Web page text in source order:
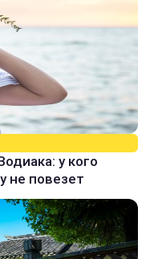
у кого
не повезет